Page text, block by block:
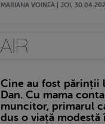
MARIANA VOINEA | JOI,
Cine au fost părinții
Dan. Cu mama
muncitor, primarul
dus o viață modestă